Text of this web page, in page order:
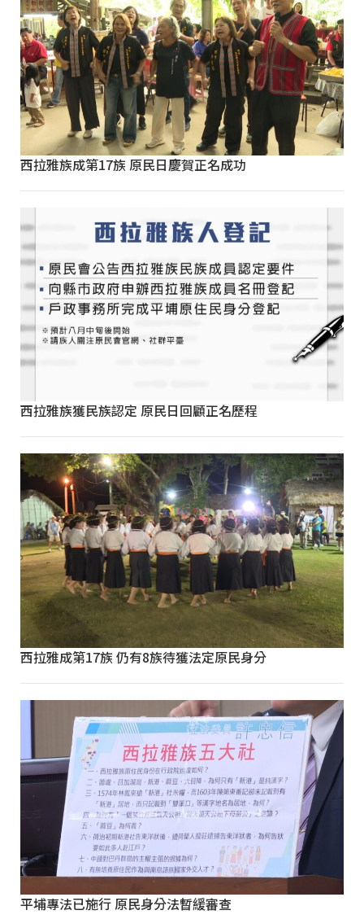
西拉雅族成第17族 原民日慶賀正名成功
西拉雅族獲民族認定 原民日回顧正名歷程
西拉雅成第17族 仍有8族待獲法定原民身分
平埔專法已施行 原民身分法暫緩審查